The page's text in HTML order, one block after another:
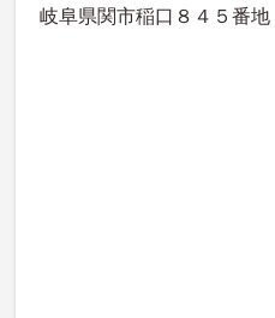
岐阜県関市稲口８４５番地